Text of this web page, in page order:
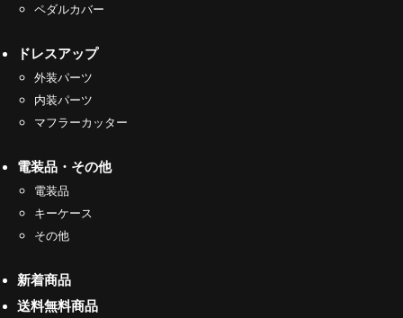
ペダルカバー
ドレスアップ
外装パーツ
内装パーツ
マフラーカッター
電装品・その他
電装品
キーケース
その他
新着商品
送料無料商品